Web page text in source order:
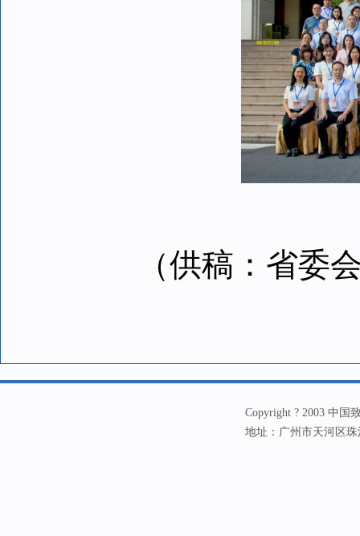
（供稿：省委会
Copyright ? 2003 中国
地址：广州市天河区